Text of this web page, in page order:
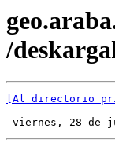
/
[Al directorio
viernes, 28 de